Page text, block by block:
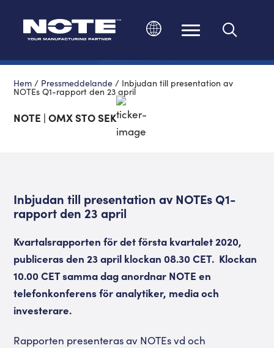
Hem / Pressmeddelande / Inbjudan till presentation av
NOTEs Q1-rapport den 23 april
NOTE | OMX STO SEK
Inbjudan till presentation av NOTEs Q1-
rapport den 23 april
Kvartalsrapporten för det första kvartalet 2020,
publiceras den 23 april klockan 08.30 CET. Klockan
10.00 CET samma dag anordnar NOTE en
telefonkonferens för analytiker, media och
investerare.
Rapporten presenteras av NOTEs vd och